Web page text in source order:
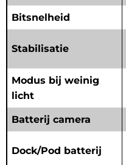
Bitsnelheid
Stabilisatie
Modus bij weinig
licht
Batterij camera
Dock/Pod batterij